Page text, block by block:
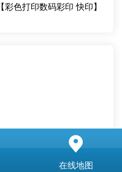
【彩色打印数码彩印 快印】
在线地图